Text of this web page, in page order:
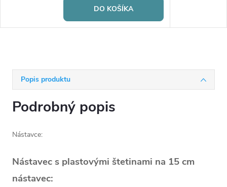
Popis produktu
Podrobný popis
Nástavce:
Nástavec s plastovými štetinami na 15 cm
nástavec:
DO KOŠÍKA